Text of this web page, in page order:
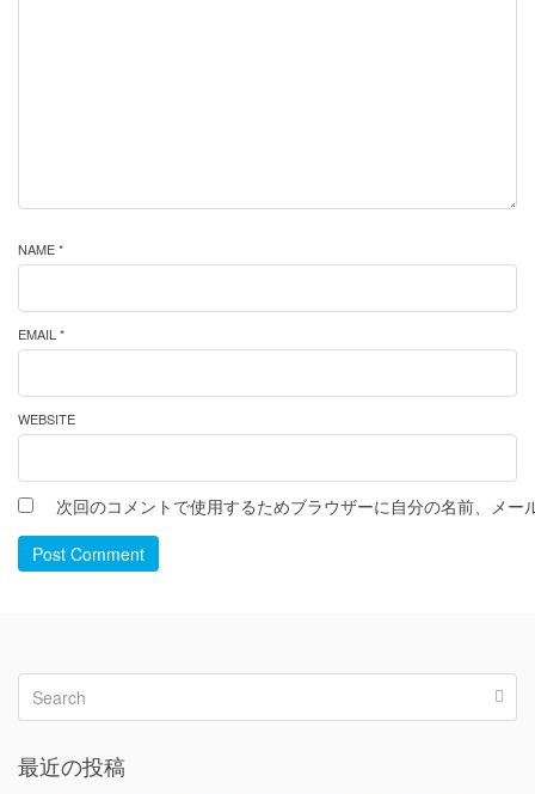
NAME *
EMAIL *
WEBSITE
次回のコメントで使用するためブラウザーに自分の名前、メー
Post Comment
最近の投稿